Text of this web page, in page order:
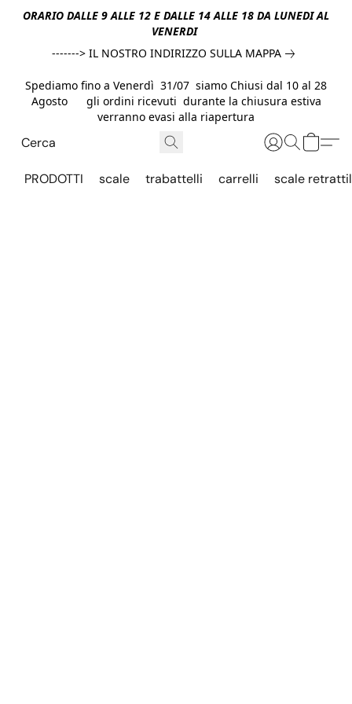
ORARIO DALLE 9 ALLE 12 E DALLE 14 ALLE 18 DA LUNEDI AL
VENERDI
-------> IL NOSTRO INDIRIZZO SULLA MAPPA
Spediamo fino a Venerdì 31/07 siamo Chiusi dal 10 al 28
Agosto gli ordini ricevuti durante la chiusura estiva
verranno evasi alla riapertura
PRODOTTI scale trabattelli carrelli scale